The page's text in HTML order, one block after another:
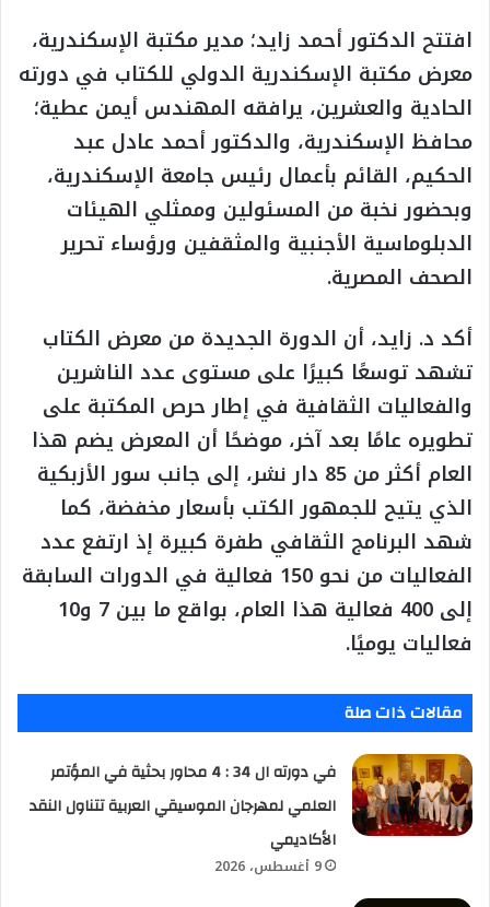
افتتح الدكتور أحمد زايد؛ مدير مكتبة الإسكندرية،
معرض مكتبة الإسكندرية الدولي للكتاب في دورته
الحادية والعشرين، يرافقه المهندس أيمن عطية؛
محافظ الإسكندرية، والدكتور أحمد عادل عبد
الحكيم، القائم بأعمال رئيس جامعة الإسكندرية،
وبحضور نخبة من المسئولين وممثلي الهيئات
الدبلوماسية الأجنبية والمثقفين ورؤساء تحرير
الصحف المصرية.
أكد د. زايد، أن الدورة الجديدة من معرض الكتاب
تشهد توسعًا كبيرًا على مستوى عدد الناشرين
والفعاليات الثقافية في إطار حرص المكتبة على
تطويره عامًا بعد آخر، موضحًا أن المعرض يضم هذا
العام أكثر من 85 دار نشر، إلى جانب سور الأزبكية
الذي يتيح للجمهور الكتب بأسعار مخفضة، كما
شهد البرنامج الثقافي طفرة كبيرة إذ ارتفع عدد
الفعاليات من نحو 150 فعالية في الدورات السابقة
إلى 400 فعالية هذا العام، بواقع ما بين 7 و10
فعاليات يوميًا.
مقالات ذات صلة
في دورته ال 34 : 4 محاور بحثية في المؤتمر
العلمي لمهرجان الموسيقي العربية تتناول النقد
الأكاديمي
9 أغسطس، 2026